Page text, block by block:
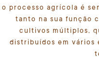
o processo agrícola é
tanto na sua função
cultivos múltiplos,
distribuídos em vários